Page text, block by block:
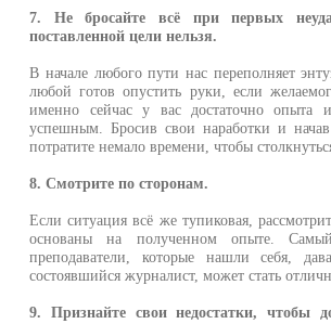
7. Не бросайте всё при первых
поставленной цели нельзя.
В начале любого пути нас переполняет
любой готов опустить руки, если
именно сейчас у вас достаточно опыта
успешным. Бросив свои наработки и
потратите немало времени, чтобы
8. Смотрите по сторонам.
Если ситуация всё же тупиковая,
основаны на полученном опыте.
преподаватели, которые нашли себя,
состоявшийся журналист, может стать
9. Признайте свои недостатки, чтобы